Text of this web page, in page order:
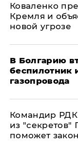
Коваленко
Кремля и
новой угрозе
В Болгарию
беспилотник
газопровода
Командир РДК
из "секретов"
поможет